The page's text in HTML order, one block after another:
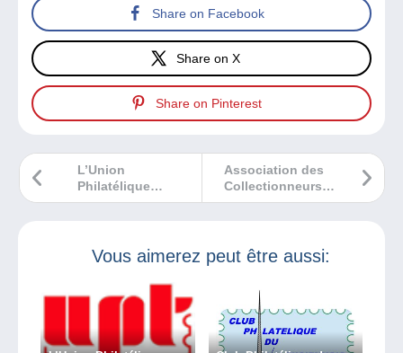
Share on Facebook
Share on X
Share on Pinterest
Association des
Collectionneurs
de Carnets et de
L’Union
Philatélique
Toulousaine -UPT
Vous aimerez peut être aussi: